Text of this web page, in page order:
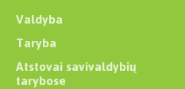
Valdyba
Taryba
Atstovai savivaldybių
tarybose